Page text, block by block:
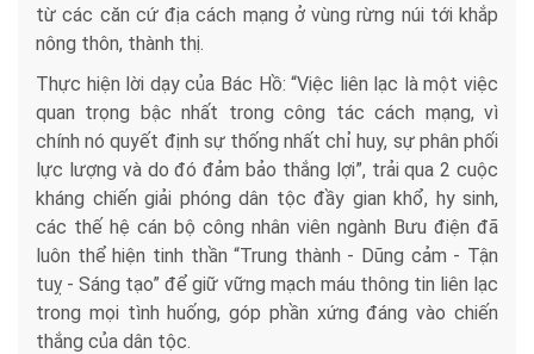
từ các căn cứ địa cách mạng ở vùng rừng núi tới khắp
nông thôn, thành thị.
Thực hiện lời dạy của Bác Hồ: “Việc liên lạc là một việc
quan trọng bậc nhất trong công tác cách mạng, vì
chính nó quyết định sự thống nhất chỉ huy, sự phân phối
lực lượng và do đó đảm bảo thắng lợi”, trải qua 2 cuộc
kháng chiến giải phóng dân tộc đầy gian khổ, hy sinh,
các thế hệ cán bộ công nhân viên ngành Bưu điện đã
luôn thể hiện tinh thần “Trung thành - Dũng cảm - Tận
tuỵ - Sáng tạo” để giữ vững mạch máu thông tin liên lạc
trong mọi tình huống, góp phần xứng đáng vào chiến
thắng của dân tộc.